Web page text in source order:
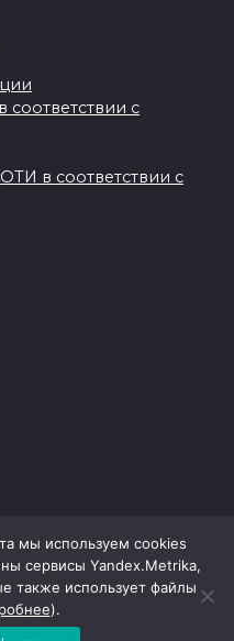
соответствии с
в соответствии с
Ростовской области
мы используем cookies
сервисы Yandex.Metrika,
также использует файлы
).